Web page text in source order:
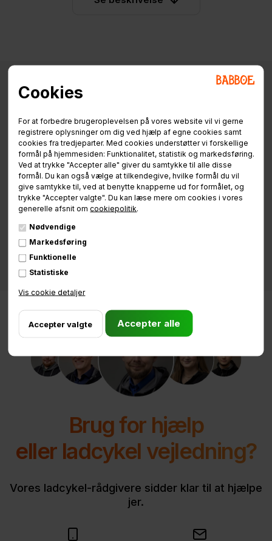
Cookies
For at forbedre brugeroplevelsen på vores website vil vi gerne
registrere oplysninger om dig ved hjælp af egne cookies samt
cookies fra tredjeparter. Med cookies understøtter vi forskellige
formål på hjemmesiden: Funktionalitet, statistik og markedsføring.
Ved at trykke "Accepter alle" giver du samtykke til alle disse
formål. Du kan også vælge at tilkendegive, hvilke formål du vil
give samtykke til, ved at benytte knapperne ud for formålet, og
trykke "Accepter valgte". Du kan læse mere om cookies i vores
generelle afsnit omcookiepolitik.
Nødvendige
Markedsføring
Funktionelle
Statistiske
Vis cookie detaljer
Advisering og aftale sker for så vidt mulig på forhånd. I
visse få postnumre og i visse tilfælde forbeholder vi os
retten til IKKE tilbyde hjemmeservice. Hjemmeservice
tilbydes kun til land- og brofaste dele af Danmark.
Brug for hjælp
eller ladcykel vejledning?
Vores ladcykel-rådgivere sidder klar til at hjælpe
jer.